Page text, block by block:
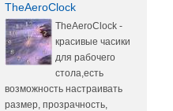
TheAeroClock
TheAeroClock -
красивые часики
для рабочего
стола,есть
возможность настраивать
размер, прозрачность,